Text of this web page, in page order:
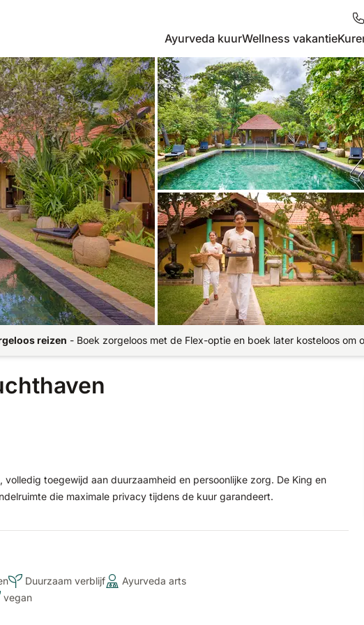
Ayurveda kuurWellness vakantie
reizen - Boek zorgeloos met de Flex-optie en boek later kosteloos om
toegewijd aan duurzaamheid en persoonlijke zorg. De King en
die maximale privacy tijdens de kuur garandeert.
Duurzaam verblijf
Ayurveda arts
vegan